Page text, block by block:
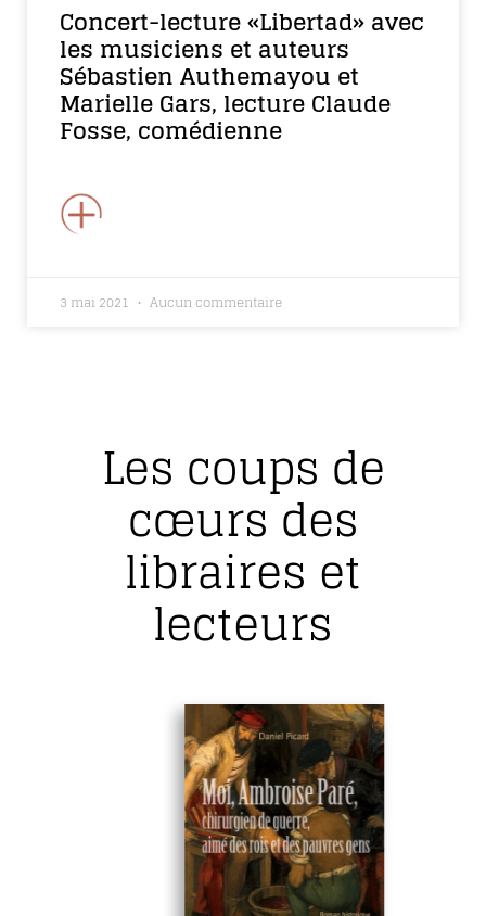
Concert-lecture «Libertad» avec
les musiciens et auteurs
Sébastien Authemayou et
Marielle Gars, lecture Claude
Fosse, comédienne
+
3 mai 2021 Aucun commentaire
Les coups de
cœurs des
libraires et
lecteurs